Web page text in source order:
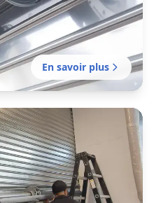
manuel existant
local pour
de sécurité.
métallique
de fermeture en
En savoir plus